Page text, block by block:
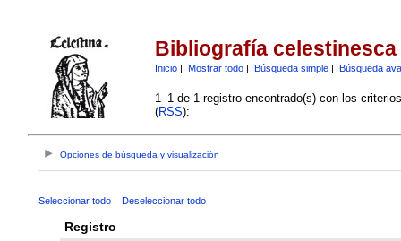
Bibliografía celestinesca
Inicio| Mostrar todo| Búsqueda simple| Búsqueda
1–1 de 1 registro encontrado(s) con los
(RSS):
Opciones de búsqueda y visualización
Seleccionar todo Deseleccionar todo
Registro